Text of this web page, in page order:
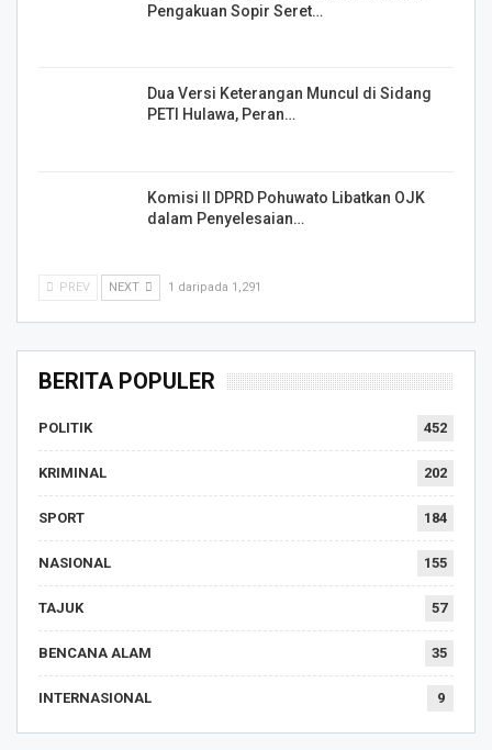
Pengakuan Sopir Seret…
Dua Versi Keterangan Muncul di Sidang
PETI Hulawa, Peran…
Komisi II DPRD Pohuwato Libatkan OJK
dalam Penyelesaian…
PREV NEXT 1 daripada 1,291
BERITA POPULER
POLITIK 452
KRIMINAL 202
SPORT 184
NASIONAL 155
TAJUK 57
BENCANA ALAM 35
INTERNASIONAL 9